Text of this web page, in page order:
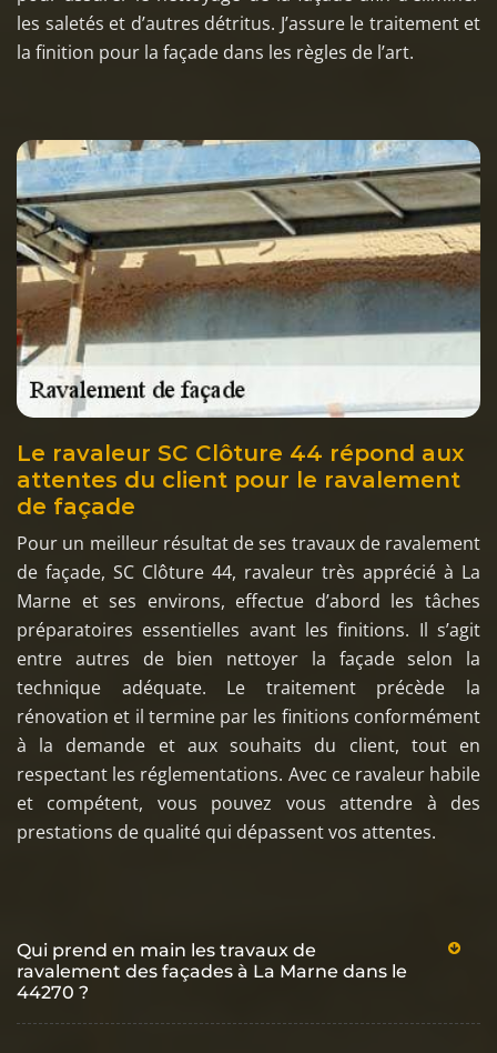
les saletés et d’autres détritus. J’assure le traitement et
la finition pour la façade dans les règles de l’art.
Le ravaleur SC Clôture 44 répond aux
attentes du client pour le ravalement
de façade
Pour un meilleur résultat de ses travaux de ravalement
de façade, SC Clôture 44, ravaleur très apprécié à La
Marne et ses environs, effectue d’abord les tâches
préparatoires essentielles avant les finitions. Il s’agit
entre autres de bien nettoyer la façade selon la
technique adéquate. Le traitement précède la
rénovation et il termine par les finitions conformément
à la demande et aux souhaits du client, tout en
respectant les réglementations. Avec ce ravaleur habile
et compétent, vous pouvez vous attendre à des
prestations de qualité qui dépassent vos attentes.
Qui prend en main les travaux de
ravalement des façades à La Marne dans le
44270 ?